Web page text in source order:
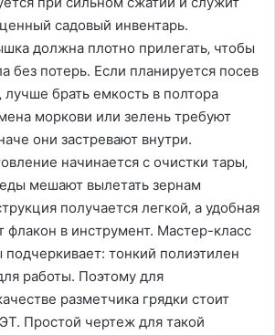
садовый инвентарь.
должна плотно прилегать‚ чтобы
без потерь. Если планируется посев
лучше брать емкость в полтора
моркови или зелень требуют
они застревают внутри.
начинается с очистки тары‚
мешают вылетать зернам
получается легкой‚ а удобная
флакон в инструмент. Мастер-класс
тонкий полиэтилен
работы. Поэтому для
разметчика грядки стоит
Простой чертеж для такой